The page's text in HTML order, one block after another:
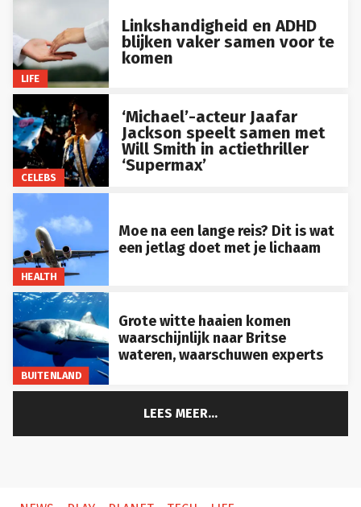
LIFE
Linkshandigheid en ADHD
blijken vaker samen voor te
komen
CELEBS
‘Michael’-acteur Jaafar
Jackson speelt samen met
Will Smith in actiethriller
‘Supermax’
HEALTH
Moe na een lange reis? Dit is wat
een jetlag doet met je lichaam
BUITENLAND
Grote witte haaien komen
waarschijnlijk naar Britse
wateren, waarschuwen experts
LEES MEER...